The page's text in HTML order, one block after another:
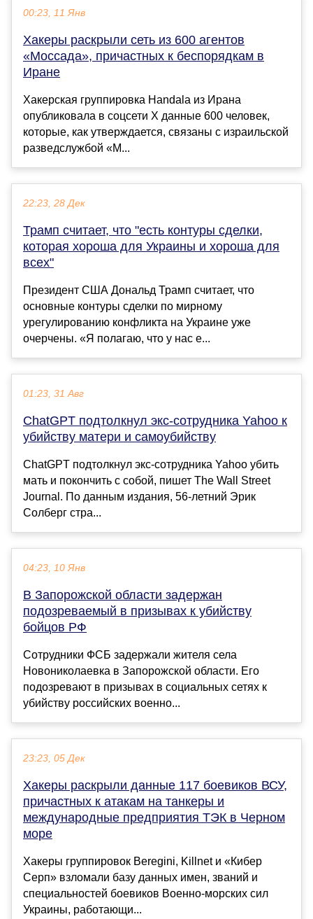
00:23, 11 Янв
Хакеры раскрыли сеть из 600 агентов
«Моссада», причастных к беспорядкам в
Иране
Хакерская группировка Handala из Ирана
опубликовала в соцсети X данные 600 человек,
которые, как утверждается, связаны с израильской
разведслужбой «М...
22:23, 28 Дек
Трамп считает, что "есть контуры сделки,
которая хороша для Украины и хороша для
всех"
Президент США Дональд Трамп считает, что
основные контуры сделки по мирному
урегулированию конфликта на Украине уже
очерчены. «Я полагаю, что у нас е...
01:23, 31 Авг
ChatGPT подтолкнул экс-сотрудника Yahoo к
убийству матери и самоубийству
ChatGPT подтолкнул экс-сотрудника Yahoo убить
мать и покончить с собой, пишет The Wall Street
Journal. По данным издания, 56-летний Эрик
Солберг стра...
04:23, 10 Янв
В Запорожской области задержан
подозреваемый в призывах к убийству
бойцов РФ
Сотрудники ФСБ задержали жителя села
Новониколаевка в Запорожской области. Его
подозревают в призывах в социальных сетях к
убийству российских военно...
23:23, 05 Дек
Хакеры раскрыли данные 117 боевиков ВСУ,
причастных к атакам на танкеры и
международные предприятия ТЭК в Черном
море
Хакеры группировок Beregini, Killnet и «Кибер
Серп» взломали базу данных имен, званий и
специальностей боевиков Военно-морских сил
Украины, работающи...